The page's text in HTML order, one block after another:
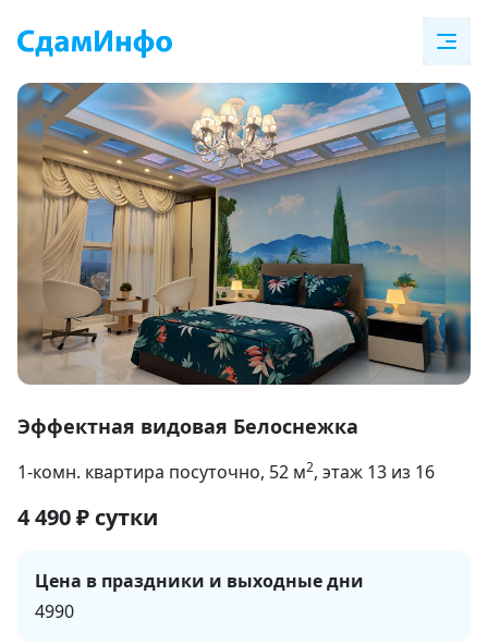
1
12
Эффектная видовая Белоснежка
1-комн. квартира посуточно, 52 м2, этаж 13 из 16
4 490₽ сутки
Цена в праздники и выходные дни
4990